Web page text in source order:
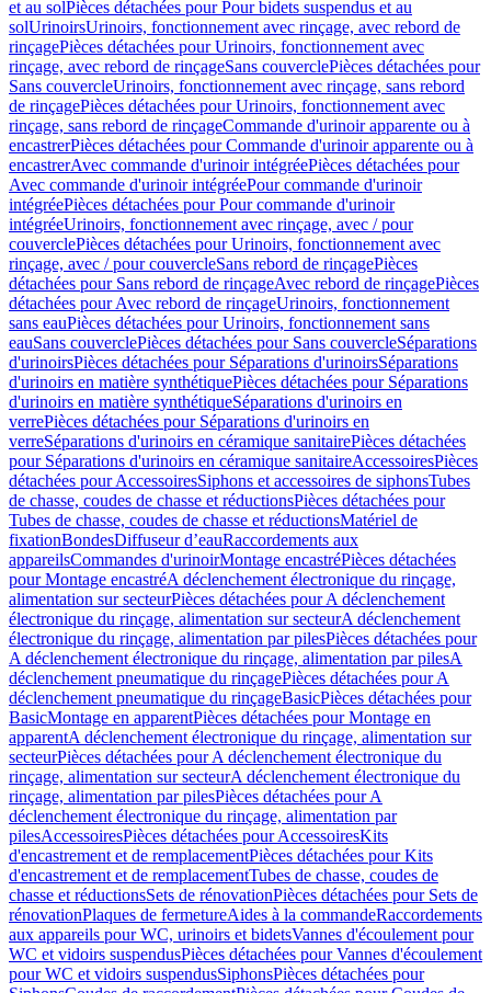
et au solPièces détachées pour Pour bidets suspendus et au
solUrinoirsUrinoirs, fonctionnement avec rinçage, avec rebord de
rinçagePièces détachées pour Urinoirs, fonctionnement avec
rinçage, avec rebord de rinçageSans couverclePièces détachées pour
Sans couvercleUrinoirs, fonctionnement avec rinçage, sans rebord
de rinçagePièces détachées pour Urinoirs, fonctionnement avec
rinçage, sans rebord de rinçageCommande d'urinoir apparente ou à
encastrerPièces détachées pour Commande d'urinoir apparente ou à
encastrerAvec commande d'urinoir intégréePièces détachées pour
Avec commande d'urinoir intégréePour commande d'urinoir
intégréePièces détachées pour Pour commande d'urinoir
intégréeUrinoirs, fonctionnement avec rinçage, avec / pour
couverclePièces détachées pour Urinoirs, fonctionnement avec
rinçage, avec / pour couvercleSans rebord de rinçagePièces
détachées pour Sans rebord de rinçageAvec rebord de rinçagePièces
détachées pour Avec rebord de rinçageUrinoirs, fonctionnement
sans eauPièces détachées pour Urinoirs, fonctionnement sans
eauSans couverclePièces détachées pour Sans couvercleSéparations
d'urinoirsPièces détachées pour Séparations d'urinoirsSéparations
d'urinoirs en matière synthétiquePièces détachées pour Séparations
d'urinoirs en matière synthétiqueSéparations d'urinoirs en
verrePièces détachées pour Séparations d'urinoirs en
verreSéparations d'urinoirs en céramique sanitairePièces détachées
pour Séparations d'urinoirs en céramique sanitaireAccessoiresPièces
détachées pour AccessoiresSiphons et accessoires de siphonsTubes
de chasse, coudes de chasse et réductionsPièces détachées pour
Tubes de chasse, coudes de chasse et réductionsMatériel de
fixationBondesDiffuseur d’eauRaccordements aux
appareilsCommandes d'urinoirMontage encastréPièces détachées
pour Montage encastréA déclenchement électronique du rinçage,
alimentation sur secteurPièces détachées pour A déclenchement
électronique du rinçage, alimentation sur secteurA déclenchement
électronique du rinçage, alimentation par pilesPièces détachées pour
A déclenchement électronique du rinçage, alimentation par pilesA
déclenchement pneumatique du rinçagePièces détachées pour A
déclenchement pneumatique du rinçageBasicPièces détachées pour
BasicMontage en apparentPièces détachées pour Montage en
apparentA déclenchement électronique du rinçage, alimentation sur
secteurPièces détachées pour A déclenchement électronique du
rinçage, alimentation sur secteurA déclenchement électronique du
rinçage, alimentation par pilesPièces détachées pour A
déclenchement électronique du rinçage, alimentation par
pilesAccessoiresPièces détachées pour AccessoiresKits
d'encastrement et de remplacementPièces détachées pour Kits
d'encastrement et de remplacementTubes de chasse, coudes de
chasse et réductionsSets de rénovationPièces détachées pour Sets de
rénovationPlaques de fermetureAides à la commandeRaccordements
aux appareils pour WC, urinoirs et bidetsVannes d'écoulement pour
WC et vidoirs suspendusPièces détachées pour Vannes d'écoulement
pour WC et vidoirs suspendusSiphonsPièces détachées pour